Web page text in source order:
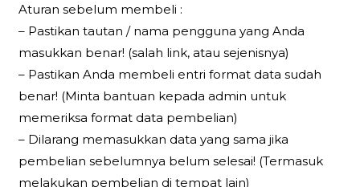
Aturan sebelum membeli :
– Pastikan tautan / nama pengguna yang Anda
masukkan benar! (salah link, atau sejenisnya)
– Pastikan Anda membeli entri format data sudah
benar! (Minta bantuan kepada admin untuk
memeriksa format data pembelian)
– Dilarang memasukkan data yang sama jika
pembelian sebelumnya belum selesai! (Termasuk
melakukan pembelian di tempat lain)